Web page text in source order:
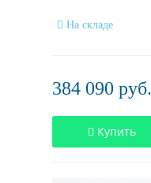
На складе
384 090 руб.
Купить